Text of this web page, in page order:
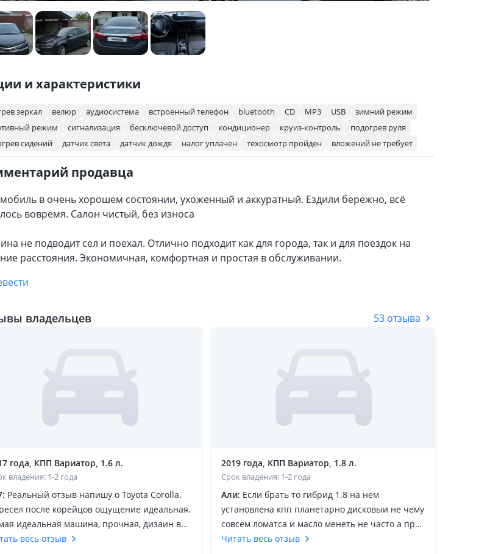
и характеристики
зеркал велюр аудиосистема встроенный телефон bluetooth CD MP3 USB
зимний режим
режим
сигнализация бесключевой доступ кондиционер круиз-контроль
подогрев руля
сидений
датчик света датчик дождя налог уплачен техосмотр пройден вложений не требует
продавца
в очень хорошем состоянии, ухоженный и аккуратный. Ездили бережно, всё
вовремя. Салон чистый, без износа
не подводит сел и поехал. Отлично подходит как для города, так и для поездок на
расстояния. Экономичная, комфортная и простая в обслуживании.
владельцев 53 отзыва
года, КПП Вариатор, 1.6 л.
владения: 1-2 года
Реальный отзыв напишу о Toyota Corolla.
после корейцов ощущение идеальная.
идеальная машина, прочная, дизаин вид
мягкая, кочку не чуствует плывет как
весь отзыв
2019 года, КПП Вариатор, 1.8 л.
Срок владения: 1-2 года
Али: Если брать то гибрид 1.8 на нем
установлена кпп планетарно дисковыи не чему
совсем ломатса и масло менеть не часто а про
движок вообше это бомба 500.000 тыс без
Читать весь отзыв